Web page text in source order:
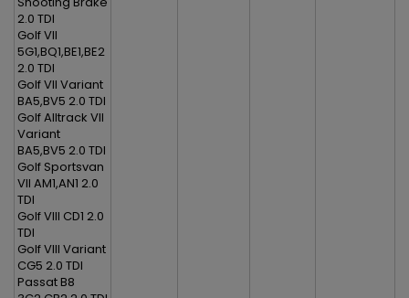
2.0 TDI
Golf VII
5G1,BQ1,BE1,BE2
2.0 TDI
Golf VII Variant
BA5,BV5 2.0 TDI
Golf Alltrack VII
Variant
BA5,BV5 2.0 TDI
Golf Sportsvan
VII AM1,AN1 2.0
TDI
Golf VIII CD1 2.0
TDI
Golf VIII Variant
CG5 2.0 TDI
Passat B8